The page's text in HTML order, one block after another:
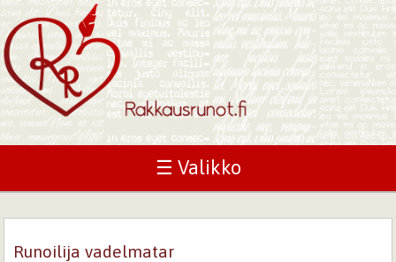
☰ Valikko
Runoilija vadelmatar